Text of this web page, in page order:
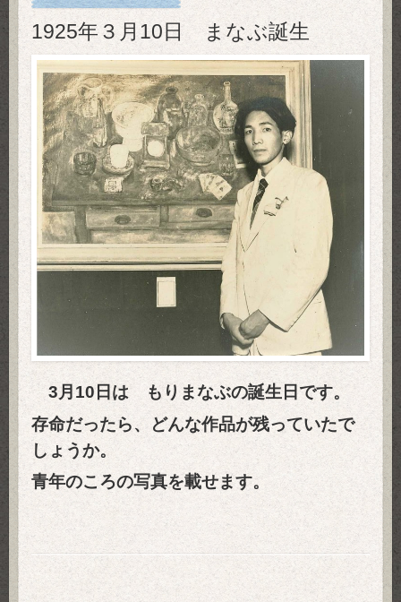
1925年３月10日 まなぶ誕生
3月10日は
もりまなぶの誕生日です。
存命だったら、どんな作品が残っていたで
しょうか。
青年のころの写真を載せます。